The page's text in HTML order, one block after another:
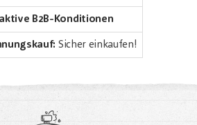
B2B-Konditionen
Sicher einkaufen!